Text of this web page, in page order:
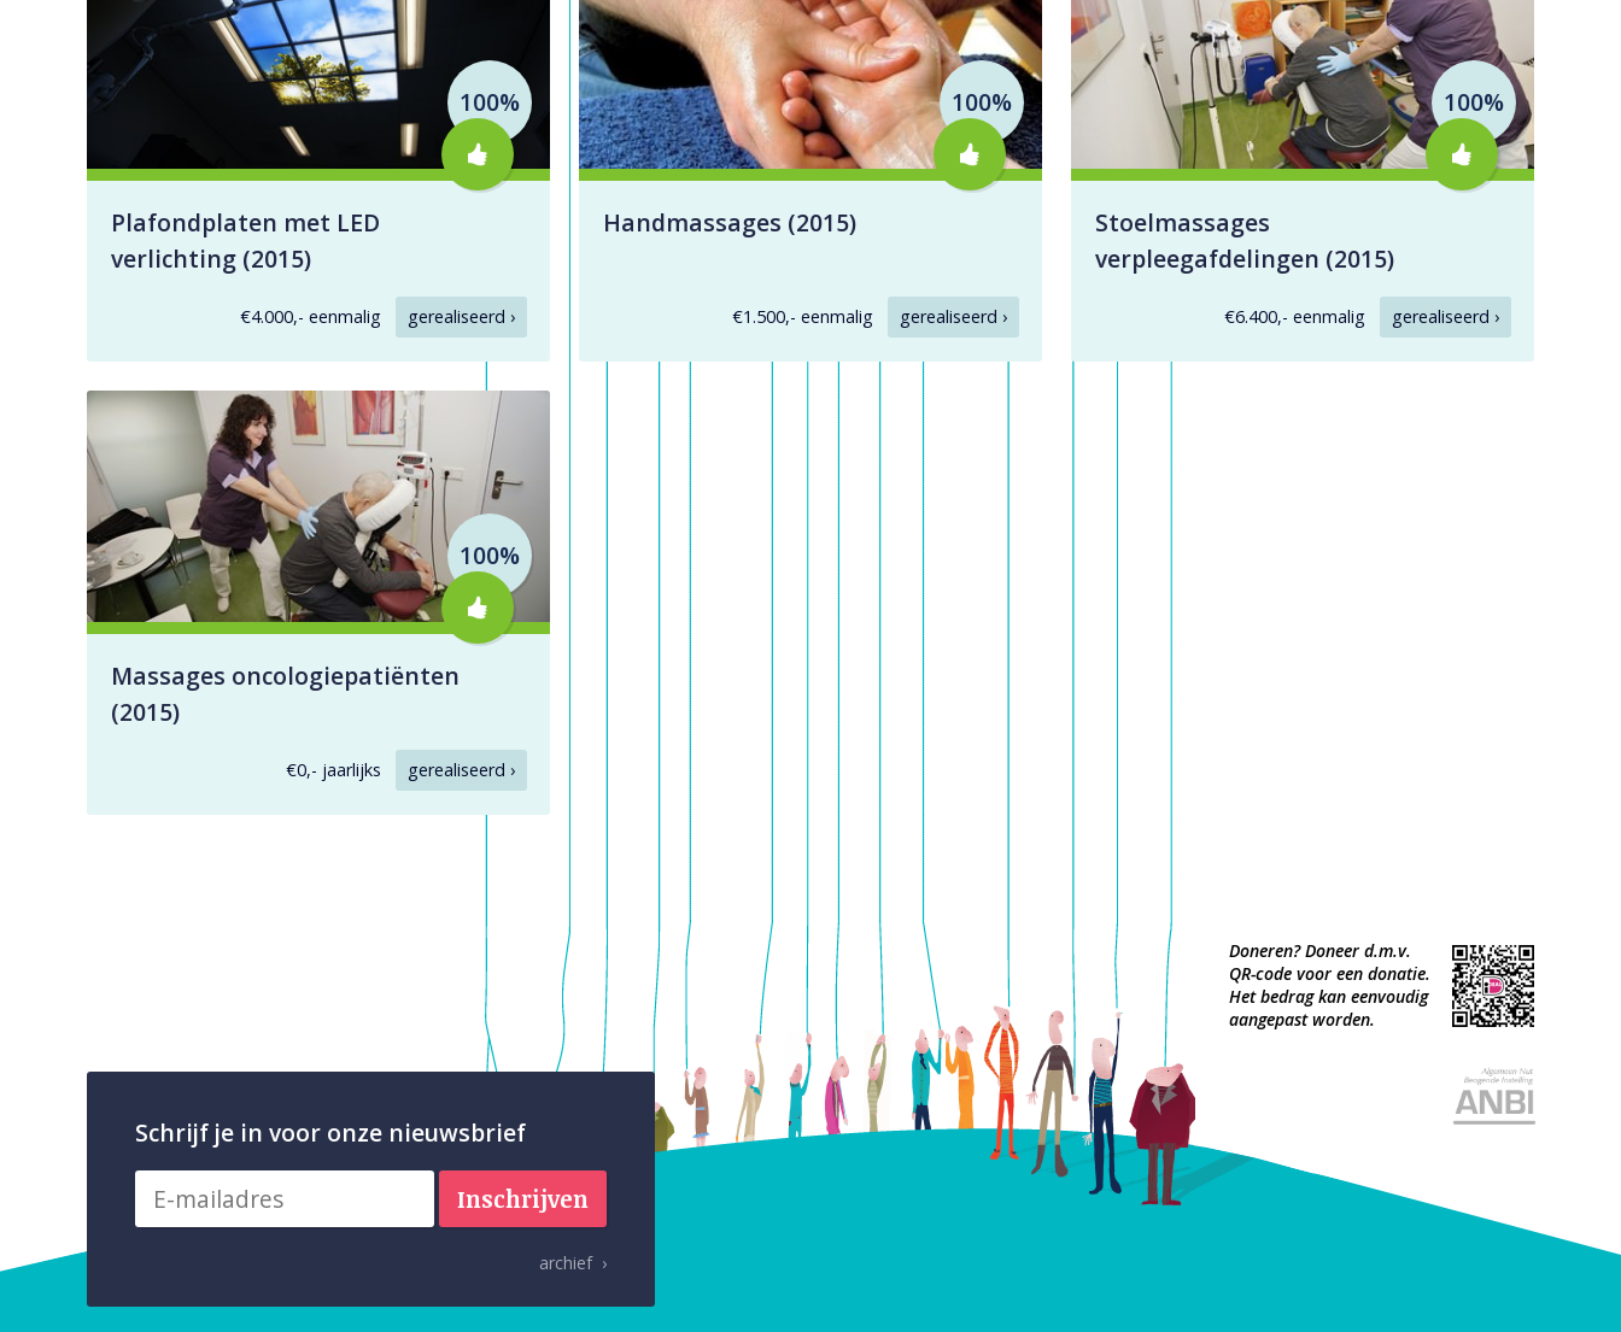
100%
Plafondplaten met LED
verlichting (2015)
€4.000,- eenmalig gerealiseerd ›
100%
Handmassages (2015)
€1.500,- eenmalig gerealiseerd ›
100%
Stoelmassages
verpleegafdelingen (2015)
€6.400,- eenmalig gerealiseerd ›
100%
Massages oncologiepatiënten
(2015)
€0,- jaarlijks gerealiseerd ›
Doneren? Doneer d.m.v.
QR-code voor een donatie.
Het bedrag kan eenvoudig
aangepast worden.
Schrijf je in voor onze nieuwsbrief
archief ›